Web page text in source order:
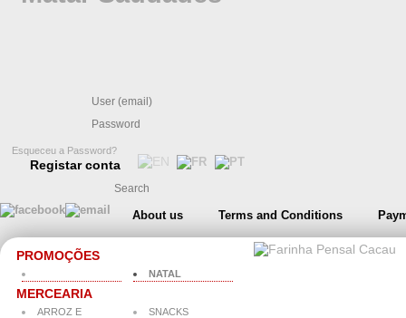
Esqueceu a Password?
Registar conta
About us Terms and Conditions
PROMOÇÕES
NATAL
MERCEARIA
ARROZ E
SNACKS